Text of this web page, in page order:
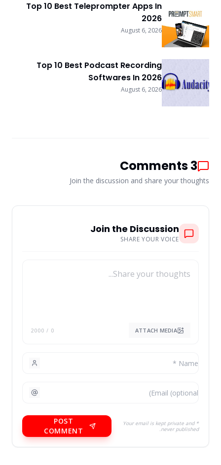
Top 10 Best Teleprompter Apps In
2026
August 6, 2026
Top 10 Best Podcast Recording
Softwares In 2026
August 6, 2026
3
Comments
Join the discussion and share your thoughts
Join the Discussion
SHARE YOUR VOICE
ATTACH MEDIA
0
/ 2000
* Your email is kept private and
never published.
POST
COMMENT